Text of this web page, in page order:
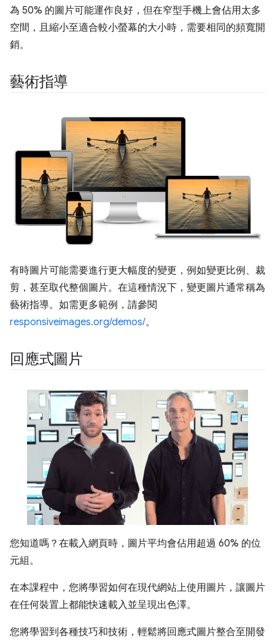
為 50% 的圖片可能運作良好，但在窄型手機上會佔用太多
空間，且縮小至適合較小螢幕的大小時，需要相同的頻寬開
銷。
藝術指導
有時圖片可能需要進行更大幅度的變更，例如變更比例、裁
剪，甚至取代整個圖片。在這種情況下，變更圖片通常稱為
藝術指導。如需更多範例，請參閱
responsiveimages.org/demos/。
回應式圖片
您知道嗎？在載入網頁時，圖片平均會佔用超過 60% 的位
元組。
在本課程中，您將學習如何在現代網站上使用圖片，讓圖片
在任何裝置上都能快速載入並呈現出色澤。
您將學習到各種技巧和技術，輕鬆將回應式圖片整合至開發